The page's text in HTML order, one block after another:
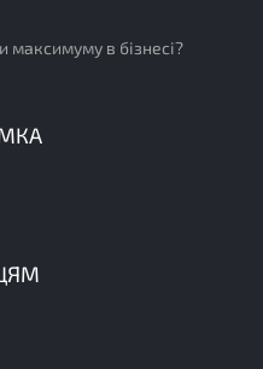
максимуму в бізнесі?